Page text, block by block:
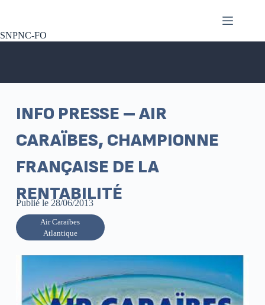
SNPNC-FO
INFO PRESSE – AIR
CARAÏBES, CHAMPIONNE
FRANÇAISE DE LA
RENTABILITÉ
Publié le 28/06/2013
Air Caraïbes
Atlantique